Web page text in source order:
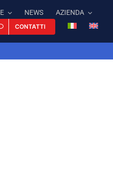
NEWS AZIENDA
CONTATTI